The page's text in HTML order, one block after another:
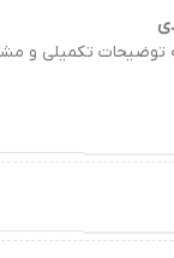
توضیحات تکمیلی و